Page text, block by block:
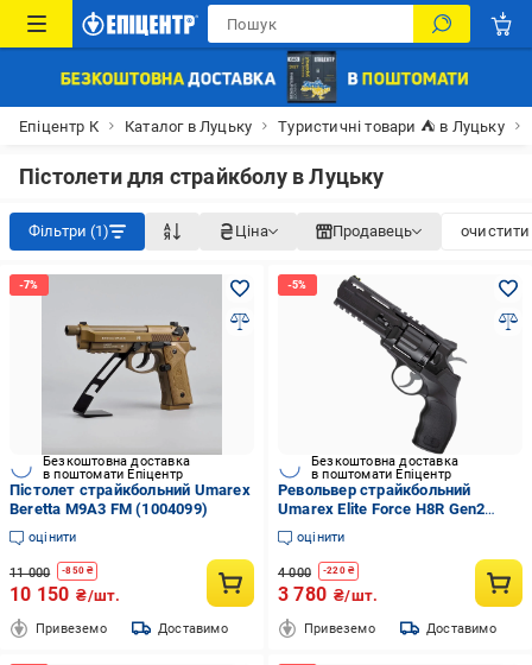
Епіцентр К Каталог в Луцьку Туристичні товари ⛺ в Луцьку
Пістолети для страйкболу в Луцьку
Фільтри (1) Ціна Продавець очистити
Безкоштовна доставка
в поштомати Епіцентр
Пістолет страйкбольний Umarex
Beretta M9A3 FM (1004099)
оцінити
11 000 -850 ₴
10 150 ₴/шт.
Привеземо Доставимо
Безкоштовна доставка
в поштомати Епіцентр
Револьвер страйкбольний
Umarex Elite Force H8R Gen2
(1004132)
оцінити
4 000 -220₴
3 780 ₴/шт.
Привеземо Доставимо